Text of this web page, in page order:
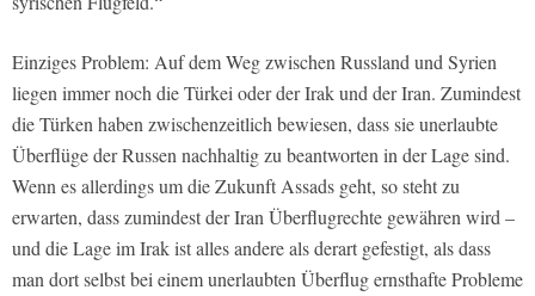
Einziges Problem: Auf dem Weg zwischen Russland und Syrien
liegen immer noch die Türkei oder der Irak und der Iran. Zumindest
die Türken haben zwischenzeitlich bewiesen, dass sie unerlaubte
Überflüge der Russen nachhaltig zu beantworten in der Lage sind.
Wenn es allerdings um die Zukunft Assads geht, so steht zu
erwarten, dass zumindest der Iran Überflugrechte gewähren wird –
und die Lage im Irak ist alles andere als derart gefestigt, als dass
man dort selbst bei einem unerlaubten Überflug ernsthafte Probleme